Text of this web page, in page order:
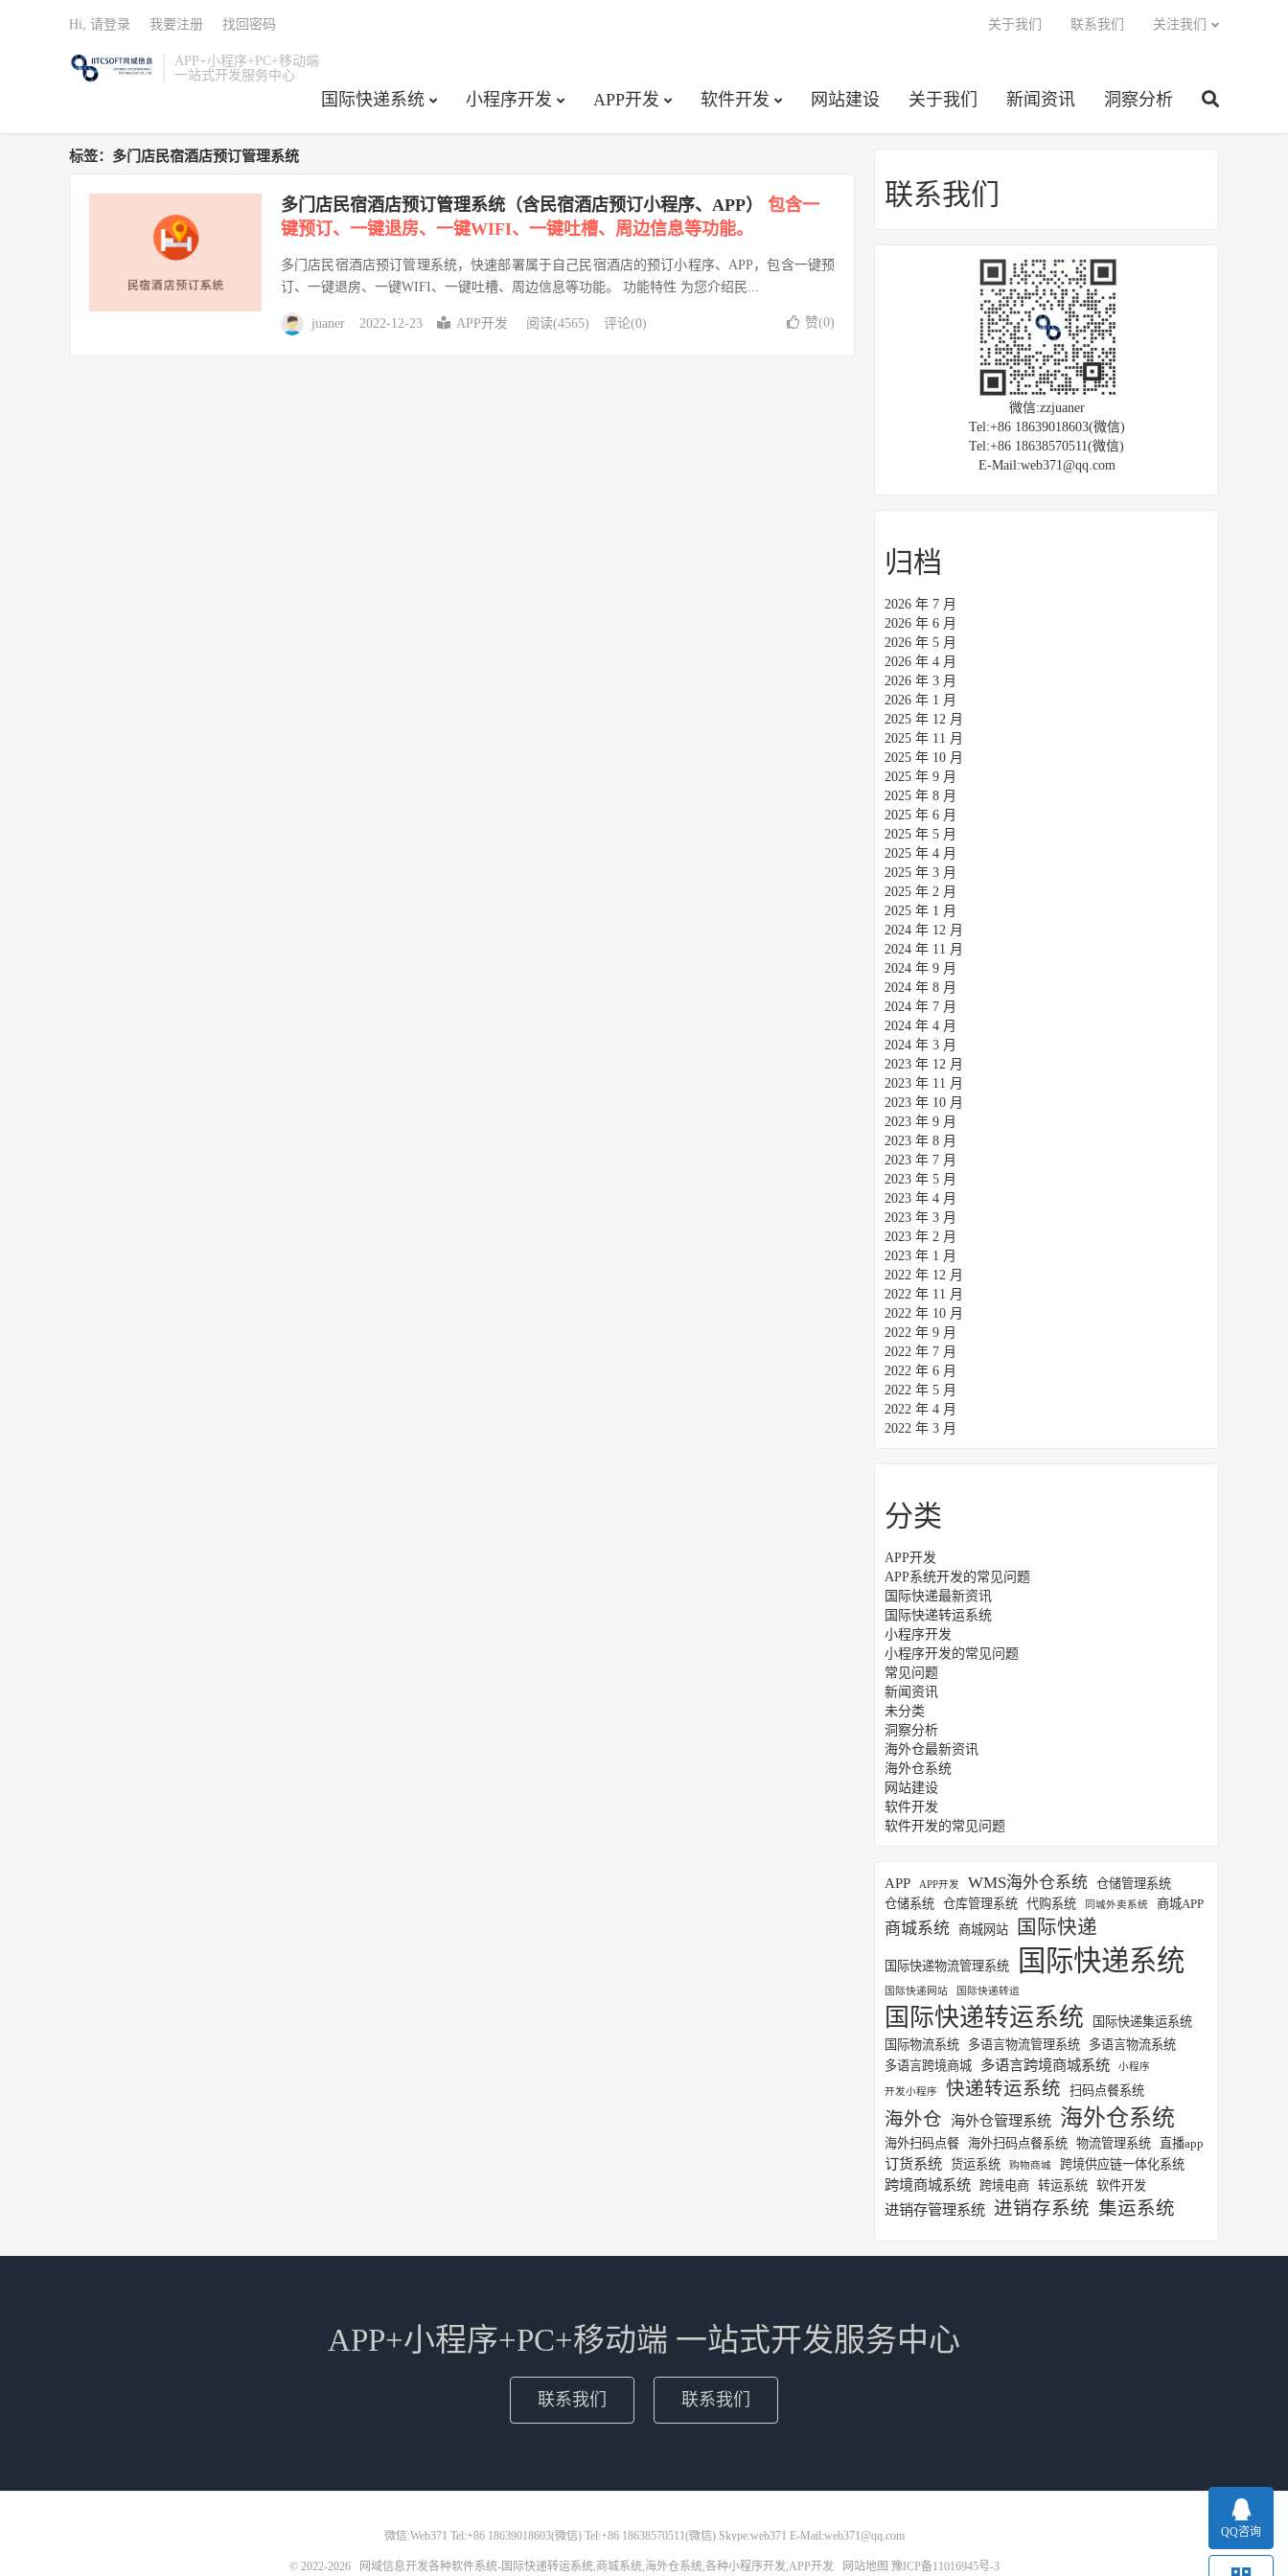
APP+小程序+PC+移动端
一站式开发服务中心
国际快递系统 小程序开发 APP开发 软件开发 网站建设 关于我们 新闻资讯 洞察分析
关于我们 联系我们 关注我们
Hi, 请登录 我要注册 找回密码
标签：多门店民宿酒店预订管理系统
多门店民宿酒店预订管理系统（含民宿酒店预订小程序、APP） 包含一
键预订、一键退房、一键WIFI、一键吐槽、周边信息等功能。
多门店民宿酒店预订管理系统，快速部署属于自己民宿酒店的预订小程序、APP，包含一键预
订、一键退房、一键WIFI、一键吐槽、周边信息等功能。 功能特性 为您介绍民...
juaner 2022-12-23 APP开发 阅读(4565) 评论(0) 赞(0)
联系我们
微信:zzjuaner
Tel:+86 18639018603(微信)
Tel:+86 18638570511(微信)
E-Mail:web371@qq.com
归档
2026 年 7 月
2026 年 6 月
2026 年 5 月
2026 年 4 月
2026 年 3 月
2026 年 1 月
2025 年 12 月
2025 年 11 月
2025 年 10 月
2025 年 9 月
2025 年 8 月
2025 年 6 月
2025 年 5 月
2025 年 4 月
2025 年 3 月
2025 年 2 月
2025 年 1 月
2024 年 12 月
2024 年 11 月
2024 年 9 月
2024 年 8 月
2024 年 7 月
2024 年 4 月
2024 年 3 月
2023 年 12 月
2023 年 11 月
2023 年 10 月
2023 年 9 月
2023 年 8 月
2023 年 7 月
2023 年 5 月
2023 年 4 月
2023 年 3 月
2023 年 2 月
2023 年 1 月
2022 年 12 月
2022 年 11 月
2022 年 10 月
2022 年 9 月
2022 年 7 月
2022 年 6 月
2022 年 5 月
2022 年 4 月
2022 年 3 月
分类
APP开发
APP系统开发的常见问题
国际快递最新资讯
国际快递转运系统
小程序开发
小程序开发的常见问题
常见问题
新闻资讯
未分类
洞察分析
海外仓最新资讯
海外仓系统
网站建设
软件开发
软件开发的常见问题
APP APP开发 WMS海外仓系统 仓储管理系统
仓储系统 仓库管理系统 代购系统 同城外卖系统 商城APP
商城系统 商城网站 国际快递
国际快递物流管理系统 国际快递系统
国际快递网站 国际快递转运
国际快递转运系统
国际快递集运系统
国际物流系统
多语言物流管理系统
多语言物流系统
多语言跨境商城
多语言跨境商城系统 小程序
开发小程序 快递转运系统 扫码点餐系统
海外仓 海外仓管理系统 海外仓系统
海外扫码点餐 海外扫码点餐系统 物流管理系统 直播app
订货系统 货运系统 购物商城 跨境供应链一体化系统
跨境商城系统 跨境电商 转运系统 软件开发
进销存管理系统 进销存系统 集运系统
APP+小程序+PC+移动端 一站式开发服务中心
联系我们 联系我们
微信:Web371 Tel:+86 18639018603(微信) Tel:+86 18638570511(微信) Skype:web371 E-Mail:web371@qq.com
© 2022-2026 网域信息开发各种软件系统-国际快递转运系统,商城系统,海外仓系统,各种小程序开发,APP开发 网站地图 豫ICP备11016945号-3
QQ咨询